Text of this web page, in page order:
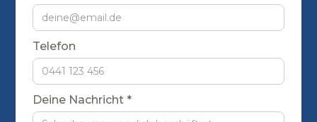
Telefon
Deine Nachricht *